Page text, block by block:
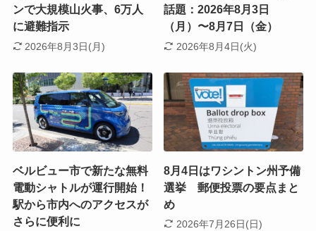
ンで大規模山火事、6万人
に避難指示
2026年8月3日(月)
話題：2026年8月3日
（月）〜8月7日（金）
2026年8月4日(火)
ベルビュー市で新たな無料
電動シャトルが運行開始！
駅から市内へのアクセスが
さらに便利に
8月4日はワシントン州予備
選挙 郵便投票の要点まと
め
2026年7月26日(日)